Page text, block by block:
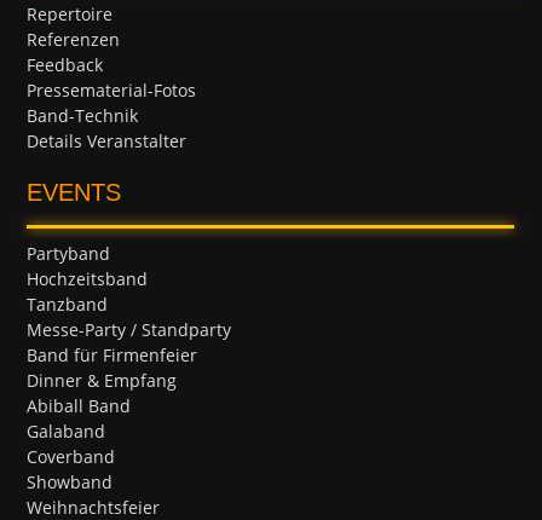
Repertoire
Referenzen
Feedback
Pressematerial-Fotos
Band-Technik
Details Veranstalter
EVENTS
Partyband
Hochzeitsband
Tanzband
Messe-Party / Standparty
Band für Firmenfeier
Dinner & Empfang
Abiball Band
Galaband
Coverband
Showband
Weihnachtsfeier